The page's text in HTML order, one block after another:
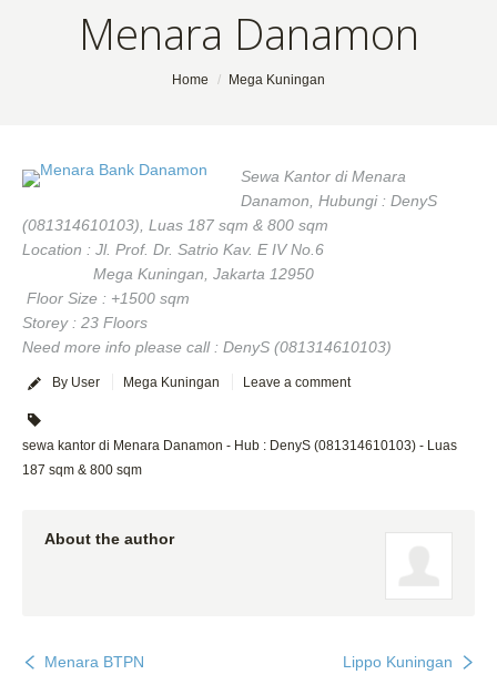
Menara Danamon
Home Mega Kuningan
Sewa Kantor di Menara
Danamon, Hubungi : DenyS
(081314610103), Luas 187 sqm & 800 sqm
Location : Jl. Prof. Dr. Satrio Kav. E IV No.6
Mega Kuningan, Jakarta 12950
Floor Size : +1500 sqm
Storey : 23 Floors
Need more info please call : DenyS (081314610103)
By User Mega Kuningan Leave a comment
sewa kantor di Menara Danamon - Hub : DenyS (081314610103) - Luas
187 sqm & 800 sqm
About the author
Menara BTPN Lippo Kuningan